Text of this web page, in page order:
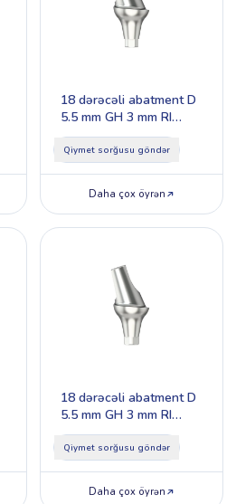
18 dərəcəli abatment D
5.5 mm GH 3 mm RI
Type 1
Qiymet sorğusu göndər
Daha çox öyrən
18 dərəcəli abatment D
5.5 mm GH 3 mm RI
Type 2
Qiymet sorğusu göndər
Daha çox öyrən